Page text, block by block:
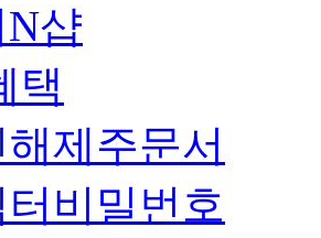
샵
택
제주문서
비밀번호